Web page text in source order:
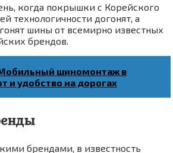
когда покрышки с Корейского
технологичности догонят, а
шины от всемирно известных
брендов.
шиномонтаж в
и удобство на дорогах
брендами, в известность